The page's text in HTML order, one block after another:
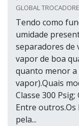
GLOBAL
Tendo como
umidade
separadores de
vapor de boa
quanto menor
vapor).Quais
Classe 300 Psig;
Entre outros.Os
pela...